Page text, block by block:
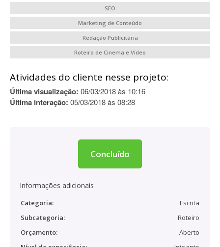
SEO
Marketing de Conteúdo
Redação Publicitária
Roteiro de Cinema e Vídeo
Atividades do cliente nesse projeto:
Última visualização: 06/03/2018 às 10:16
Última interação: 05/03/2018 às 08:28
Concluído
Informações adicionais
Categoria:
Escrita
Subcategoria:
Roteiro
Orçamento:
Aberto